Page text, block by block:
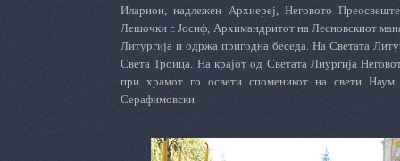
Иларион, надлежен Архиереј, Неговото
Лешочки г. Јосиф, Архимандритот на Лесновскиот
Литургија и одржа пригодна беседа. На Светата
Света Троица. На крајот од Светата Лиургија
при храмот го освети споменикот на свети
Серафимовски.